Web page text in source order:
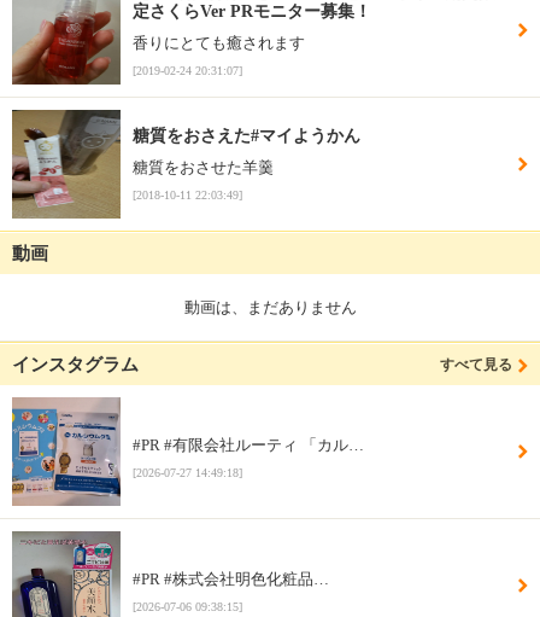
定さくらVer PRモニター募集！
香りにとても癒されます
[2019-02-24 20:31:07]
糖質をおさえた#マイようかん
糖質をおさせた羊羹
[2018-10-11 22:03:49]
動画
動画は、まだありません
インスタグラム すべて見る
#PR #有限会社ルーティ 「カル…
[2026-07-27 14:49:18]
#PR #株式会社明色化粧品…
[2026-07-06 09:38:15]